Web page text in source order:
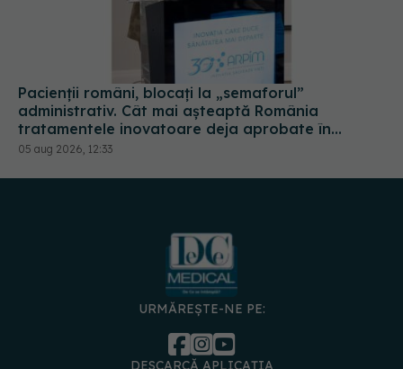
Pacienții români, blocați la „semaforul”
administrativ. Cât mai așteaptă România
tratamentele inovatoare deja aprobate în
Europa
05 aug 2026, 12:33
URMĂREȘTE-NE PE:
DESCARCĂ APLICAȚIA